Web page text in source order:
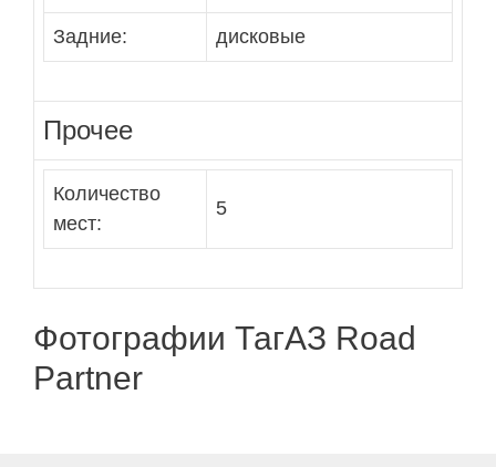
Задние: дисковые
Прочее
Количество
мест:
5
Фотографии ТагАЗ Road
Partner